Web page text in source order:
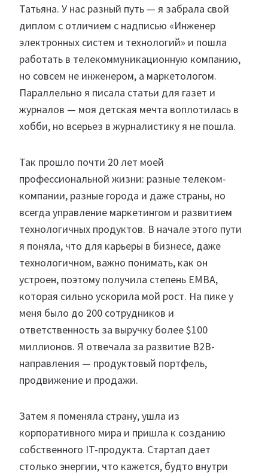
Татьяна. У нас разный путь — я забрала свой
диплом с отличием с надписью «Инженер
электронных систем и технологий» и пошла
работать в телекоммуникационную компанию,
но совсем не инженером, а маркетологом.
Параллельно я писала статьи для газет и
журналов — моя детская мечта воплотилась в
хобби, но всерьез в журналистику я не пошла.
Так прошло почти 20 лет моей
профессиональной жизни: разные телеком-
компании, разные города и даже страны, но
всегда управление маркетингом и развитием
технологичных продуктов. В начале этого пути
я поняла, что для карьеры в бизнесе, даже
технологичном, важно понимать, как он
устроен, поэтому получила степень EMBA,
которая сильно ускорила мой рост. На пике у
меня было до 200 сотрудников и
ответственность за выручку более $100
миллионов. Я отвечала за развитие B2B-
направления — продуктовый портфель,
продвижение и продажи.
Затем я поменяла страну, ушла из
корпоративного мира и пришла к созданию
собственного IT-продукта. Стартап дает
столько энергии, что кажется, будто внутри